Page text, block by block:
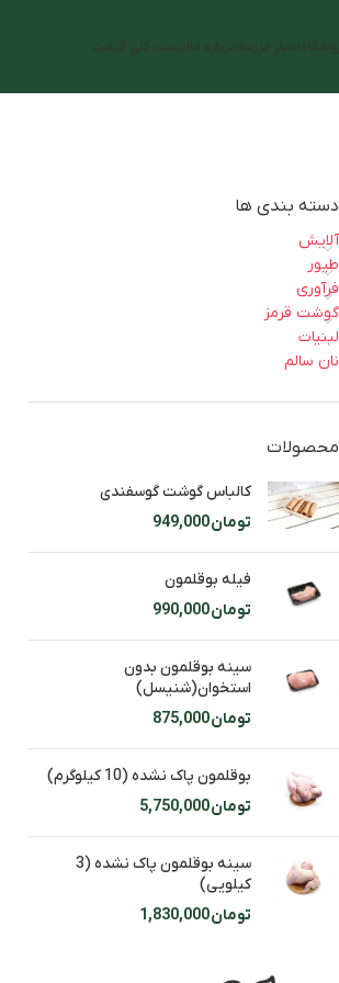
اخبار مزرعه درباره ما لیست کلی قیمت
دسته بندی ها
آلایش
طیور
فرآوری
گوشت قرمز
لبنیات
نان سالم
محصولات
کالباس گوشت گوسفندی
تومان
فیله بوقلمون
تومان
سینه بوقلمون بدون
استخوان(شنیسل)
تومان
بوقلمون پاک نشده (10 کیلوگرم)
تومان
سینه بوقلمون پاک نشده (3
کیلویی)
تومان